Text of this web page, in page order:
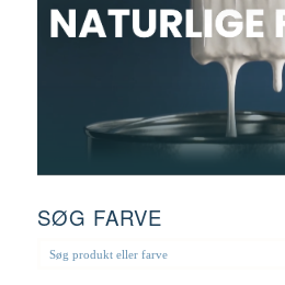
SØG FARVE